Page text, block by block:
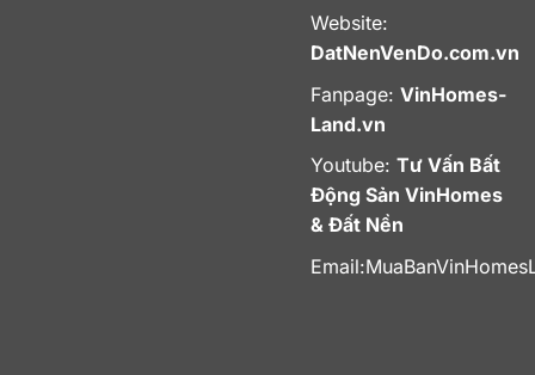
Website:
DatNenVenDo.com.vn
Fanpage: VinHomes-
Land.vn
Youtube: Tư Vấn Bất
Động Sản VinHomes
& Đất Nền
Email: